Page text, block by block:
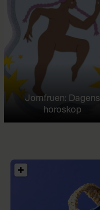
Jomfruen: Dagens
horoskop